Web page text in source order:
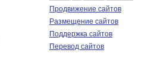
Продвижение сайтов
Размещение сайтов
Поддержка сайтов
Перевод сайтов